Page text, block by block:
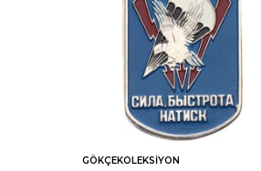
Sepete
Ekle
GÖKÇEKOLEKSIYON